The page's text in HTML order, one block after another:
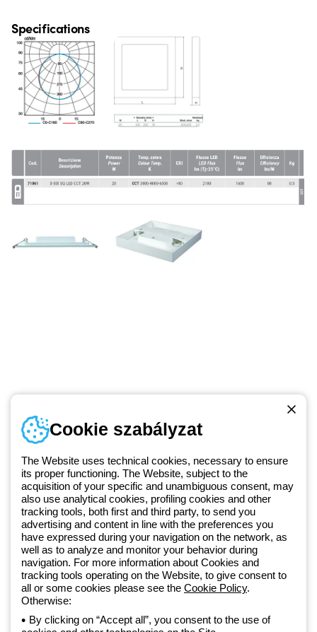
Specifications
Since 2025, Beghelli has been part of the GEWISS Group, within the
GEWISS LightZone ecosystem, where we develop integrated
lighting solutions that transform complexity into simplicity, supporting
professionals and end users in meeting their needs. Discover more
about GEWISS
Telefonszám
Hétfőtől-péntekig: 8.00-16.30
1 951 3194
Cookie szabályzat
The Website uses technical cookies, necessary to ensure
its proper functioning. The Website, subject to the
acquisition of your specific and unambiguous consent, may
also use analytical cookies, profiling cookies and other
tracking tools, both first and third party, to send you
advertising and content in line with the preferences you
have expressed during your navigation on the network, as
well as to analyze and monitor your behavior during
navigation. For more information about Cookies and
tracking tools operating on the Website, to give consent to
all or some cookies please see the Cookie Policy.
Otherwise:
By clicking on “Accept all”, you consent to the use of